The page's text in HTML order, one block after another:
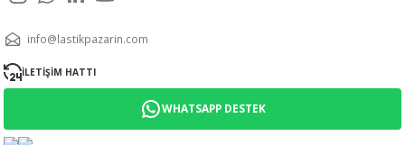
info@lastikpazarin.com
İLETİŞİM HATTI
WHATSAPP DESTEK